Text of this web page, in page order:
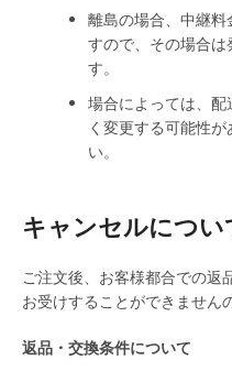
離島の場合、中継料
すので、その場合は
す。
場合によっては、
く変更する可能性
い。
キャンセルについ
ご注文後、お客様都合での返
お受けすることができません
返品・交換条件について